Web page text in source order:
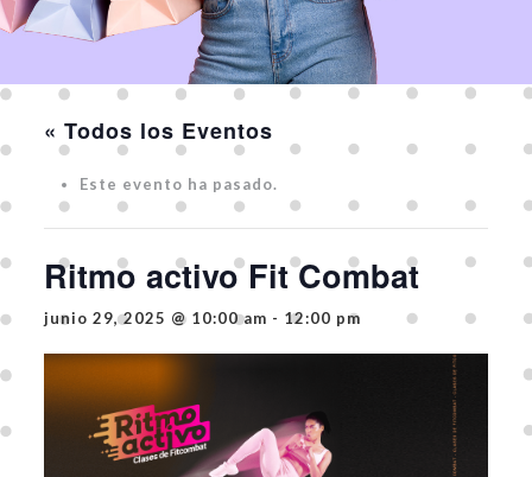
« Todos los Eventos
Este evento ha pasado.
Ritmo activo Fit Combat
junio 29, 2025 @ 10:00 am - 12:00 pm